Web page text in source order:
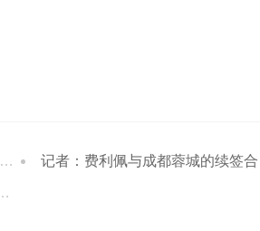
记者：费利佩与成都蓉城的续签合同为两年，到2028年赛季结束